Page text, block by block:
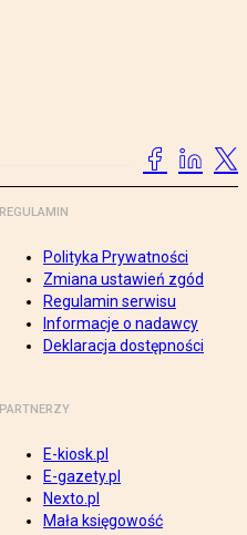
REGULAMIN
Polityka Prywatności
Zmiana ustawień zgód
Regulamin serwisu
Informacje o nadawcy
Deklaracja dostępności
PARTNERZY
E-kiosk.pl
E-gazety.pl
Nexto.pl
Mała księgowość